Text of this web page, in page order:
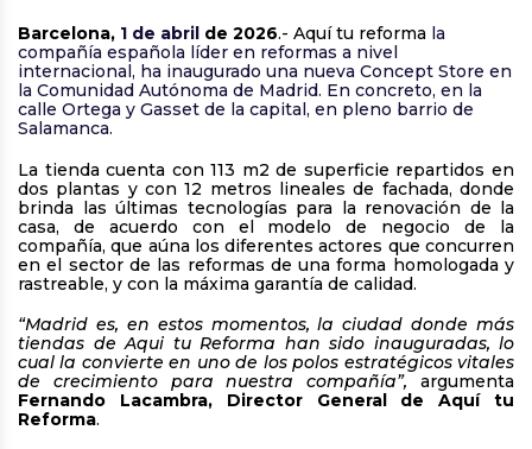
Barcelona, 1 de abril de 2026.- Aquí tu reforma la
compañía española líder en reformas a nivel
internacional, ha inaugurado una nueva Concept Store en
la Comunidad Autónoma de Madrid. En concreto, en la
calle Ortega y Gasset de la capital, en pleno barrio de
Salamanca.
La tienda cuenta con 113 m2 de superficie repartidos en
dos plantas y con 12 metros lineales de fachada, donde
brinda las últimas tecnologías para la renovación de la
casa, de acuerdo con el modelo de negocio de la
compañía, que aúna los diferentes actores que concurren
en el sector de las reformas de una forma homologada y
rastreable, y con la máxima garantía de calidad.
“Madrid es, en estos momentos, la ciudad donde más
tiendas de Aqui tu Reforma han sido inauguradas, lo
cual la convierte en uno de los polos estratégicos vitales
de crecimiento para nuestra compañía”, argumenta
Fernando Lacambra, Director General de Aquí tu
Reforma.